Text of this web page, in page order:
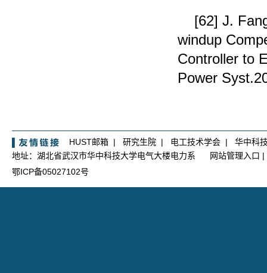
[62] J.
windup
Controller to
Power
HUST邮箱 | 研究生院 | 电工技术学会 | 华中科
地址：湖北省武汉市华中科技大学电气大楼电力系
网站管理入口 |
鄂ICP备05027102号